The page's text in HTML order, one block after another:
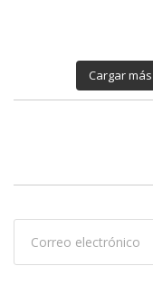
Cargar más